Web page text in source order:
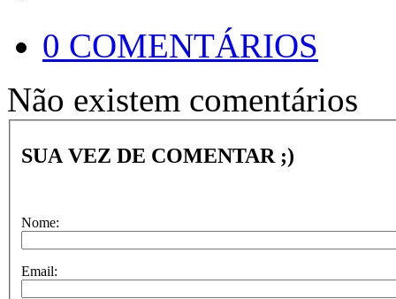
0 COMENTÁRIOS
Não existem comentários
SUA VEZ DE COMENTAR ;)
Nome:
Email: